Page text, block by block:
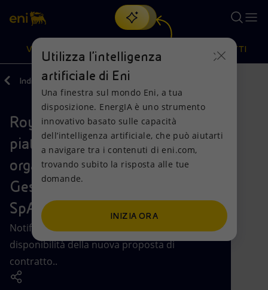
Cerca
scopri EnergIA, la nostra nuova soluzione di intelligenza
artificiale.
VISIONE
Visione
Mission e valori
Persone e Partnership
Net Zero
Modello satellitare
Energia accessibile
Azioni
Diversificazione energetica
Tecnologie per la transizione
Collaborazioni per l'innovazione
Attività nel mondo
PRODOTTI
Prodotti
Casa
Imprese
Mobilità
Indietro Aste e Bandi
Royalties – Offerta di gas sulla
piattaforma di negoziazione
organizzata e gestita dal
Gestore dei Mercati Energetici
SpA (GME)
Notifica di recesso dal Contratto e di
disponibilità della nuova proposta di
contratto..
Utilizza l'intelligenza
artificiale di Eni
Una finestra sul mondo Eni, a tua
disposizione. EnergIA è uno strumento
innovativo basato sulle capacità
dell’intelligenza artificiale, che può aiutarti
a navigare tra i contenuti di eni.com,
trovando subito la risposta alle tue
domande.
INIZIA ORA